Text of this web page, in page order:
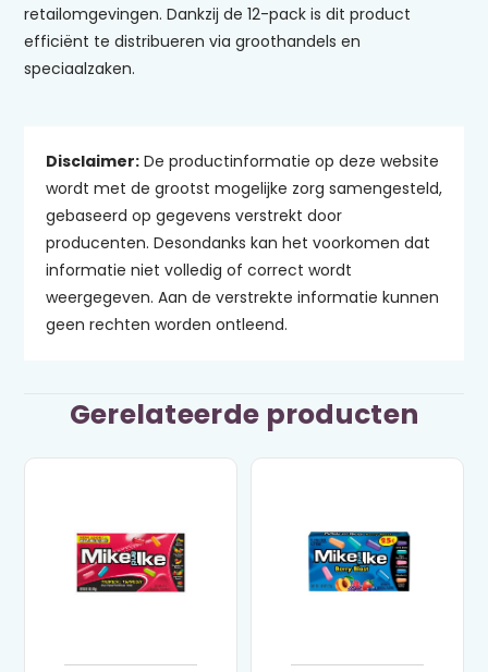
retailomgevingen. Dankzij de 12-pack is dit product
efficiënt te distribueren via groothandels en
speciaalzaken.
Disclaimer:De productinformatie op deze website
wordt met de grootst mogelijke zorg samengesteld,
gebaseerd op gegevens verstrekt door
producenten. Desondanks kan het voorkomen dat
informatie niet volledig of correct wordt
weergegeven. Aan de verstrekte informatie kunnen
geen rechten worden ontleend.
Gerelateerde producten